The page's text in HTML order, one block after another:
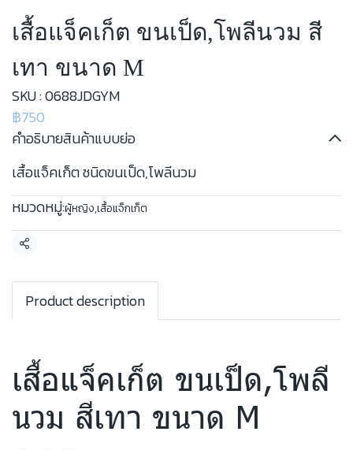
เสื้อแจ็คเก็ต ขนเป็ด,โพลีนวม สี
เทา ขนาด M
SKU : 0688JDGYM
฿750
คำอธิบายสินค้าแบบย่อ
เสื้อแจ็คเก็ต ชนิดขนเป็ด,โพลีนวม
หมวดหมู่:ผู้หญิง,เสื้อแจ็กเก็ต
แชร์
Product description
เสื้อแจ็คเก็ต ขนเป็ด,โพลี
นวม สีเทา ขนาด M